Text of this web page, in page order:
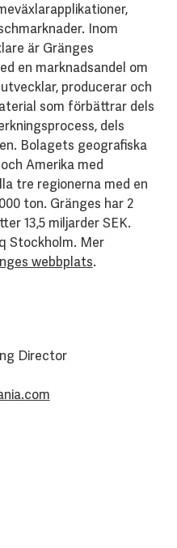
Inom
är Gränges
en marknadsandel om
producerar och
som förbättrar dels
dels
Bolagets geografiska
Amerika med
tre regionerna med en
ton. Gränges har 2
13,5 miljarder SEK.
Stockholm. Mer
webbplats.
Director